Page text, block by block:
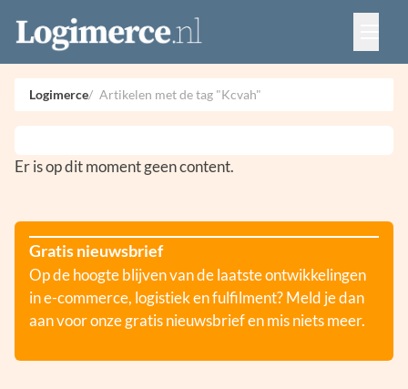
Vacatures
Events
Adverteren
Partners
Logimerce Artikelen met de tag "Kcvah"
Er is op dit moment geen content.
Gratis nieuwsbrief
Op de hoogte blijven van de laatste ontwikkelingen
in e-commerce, logistiek en fulfilment? Meld je dan
aan voor onze gratis nieuwsbrief en mis niets meer.